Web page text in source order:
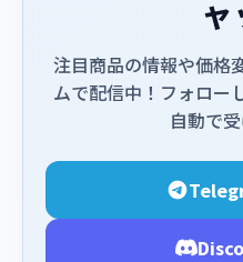
注目商品の情報や価格
ムで配信中！フォロー
自動で受